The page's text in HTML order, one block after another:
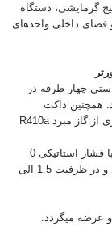
گرمایشی، دستگاه
داخلی واحدهای
چهار طرفه در
گردد. همچنین داکت
اسپلیت های اینورتر مخصوص مناطق معتدل با بهره گیری از گاز مبرد R410a
داکت اسپلیت های اینورتر با گاز R410a مناطق معتدل با فشار استاتیکی 0
الی 160 پاسکال با کمپرسور Twin Rotary بهره می برد و در ظرفیت 1.5 الی
تولید و عرضه میگردد.